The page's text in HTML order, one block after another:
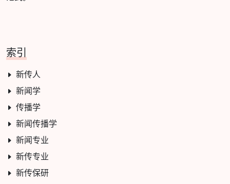
索引
新传人
新闻学
传播学
新闻传播学
新闻专业
新传专业
新传保研